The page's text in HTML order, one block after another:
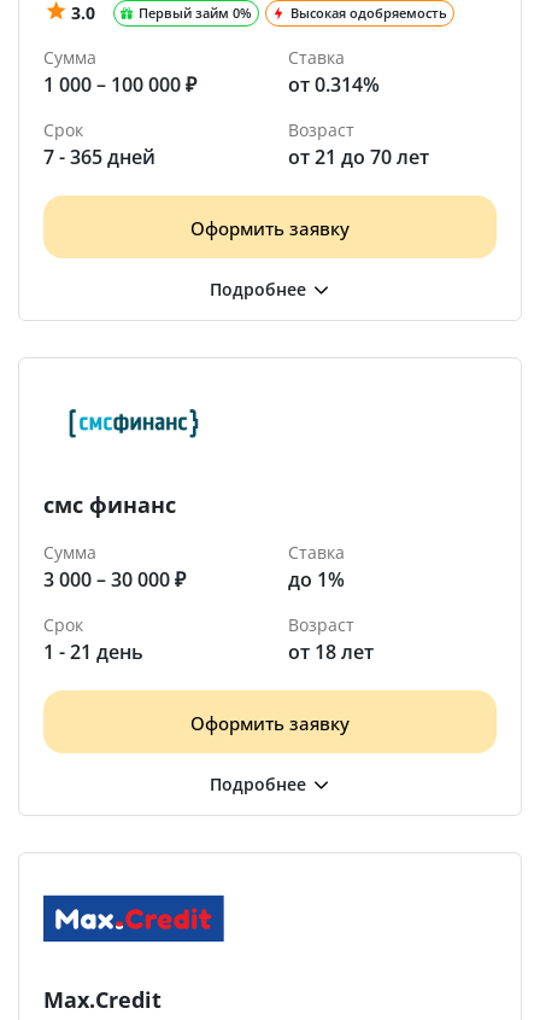
3.0 Первый займ 0% Высокая одобряемость
Сумма
1 000 – 100 000 ₽
Ставка
от 0.314%
Срок
7 - 365 дней
Возраст
от 21 до 70 лет
Оформить заявку
смс финанс
Сумма
3 000 – 30 000 ₽
Ставка
до 1%
Срок
1 - 21 день
Возраст
от 18 лет
Оформить заявку
Max.Credit